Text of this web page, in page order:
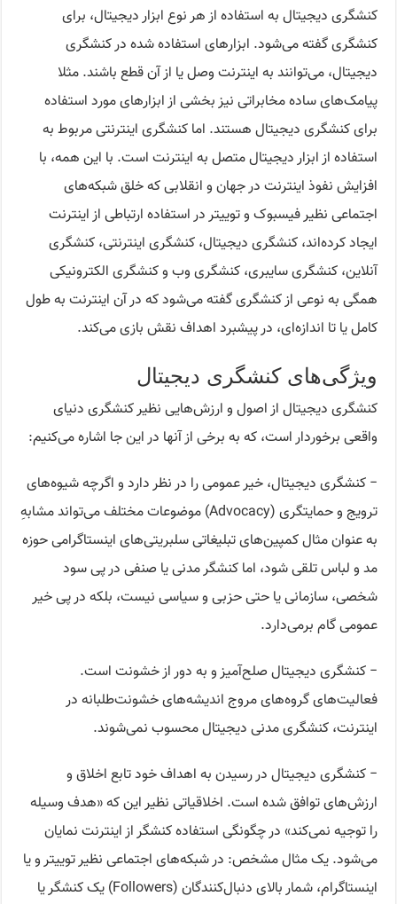
کنشگری دیجیتال به استفاده از هر نوع ابزار دیجیتال، برای
کنشگری گفته می‌شود. ابزارهای استفاده شده در کنشگری
دیجیتال، می‌توانند به اینترنت وصل یا از آن قطع باشند. مثلا
پیامک‌های ساده مخابراتی نیز بخشی از ابزارهای مورد استفاده
برای کنشگری دیجیتال هستند. اما کنشگری اینترنتی مربوط به
استفاده از ابزار دیجیتال متصل به اینترنت است. با این همه، با
افزایش نفوذ اینترنت در جهان و انقلابی که خلق شبکه‌های
اجتماعی نظیر فیسبوک و توییتر در استفاده ارتباطی از اینترنت
ایجاد کرده‌اند، کنشگری دیجیتال، کنشگری اینترنتی، کنشگری
آنلاین، کنشگری سایبری، کنشگری وب و کنشگری الکترونیکی
همگی به نوعی از کنشگری گفته می‌شود که در آن اینترنت به طول
کامل یا تا اندازه‌ای، در پیشبرد اهداف نقش بازی می‌کند.
ویژگی‌های کنشگری دیجیتال
کنشگری دیجیتال از اصول و ارزش‌هایی نظیر کنشگری دنیای
واقعی برخوردار است، که به برخی از آنها در این جا اشاره می‌کنیم:
− کنشگری دیجیتال، خیر عمومی را در نظر دارد و اگرچه شیوه‌های
ترویج و حمایتگری (Advocacy) موضوعات مختلف می‌تواند مشابهِ
به عنوان مثال کمپین‌های تبلیغاتی سلبریتی‌های اینستاگرامی حوزه
مد و لباس تلقی شود، اما کنشگر مدنی یا صنفی در پی سود
شخصی، سازمانی یا حتی حزبی و سیاسی نیست، بلکه در پی خیر
عمومی گام برمی‌دارد.
− کنشگری دیجیتال صلح‌آمیز و به دور از خشونت است.
فعالیت‌های گروه‌های مروج اندیشه‌های خشونت‌طلبانه در
اینترنت، کنشگری مدنی دیجیتال محسوب نمی‌شوند.
− کنشگری دیجیتال در رسیدن به اهداف خود تابع اخلاق و
ارزش‌های توافق شده است. اخلاقیاتی نظیر این که «هدف وسیله
را توجیه نمی‌کند» در چگونگی استفاده کنشگر از اینترنت نمایان
می‌شود. یک مثال مشخص: در شبکه‌های اجتماعی نظیر توییتر و یا
اینستاگرام، شمار بالای دنبال‌کنندگان (Followers) یک کنشگر یا